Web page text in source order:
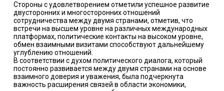
Стороны с удовлетворением отметили успешное развитие
двусторонних и многосторонних отношений
сотрудничества между двумя странами, отметив, что
встречи на высшем уровне на различных международных
платформах, политические контакты на высоком уровне,
обмен взаимными визитами способствуют дальнейшему
углублению отношений.
В соответствии с духом политического диалога, который
постоянно развивается между двумя странами на основе
взаимного доверия и уважения, была подчеркнута
важность расширения связей в области экономики,